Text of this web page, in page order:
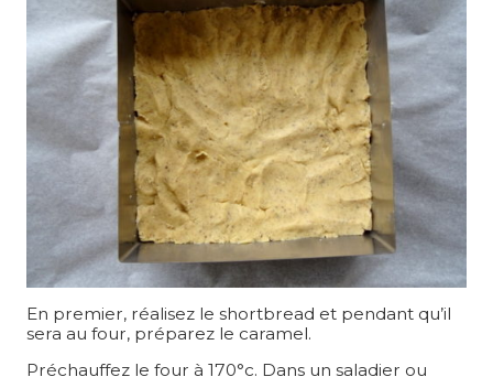
En premier, réalisez le shortbread et pendant qu’il
sera au four, préparez le caramel.
Préchauffez le four à 170°c. Dans un saladier ou